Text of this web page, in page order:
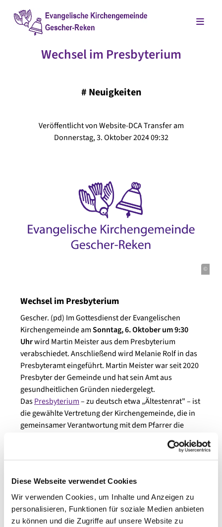
Diese Webseite verwendet Cookies
Wir verwenden Cookies, um Inhalte und Anzeigen zu
personalisieren, Funktionen für soziale Medien anbieten
zu können und die Zugriffe auf unsere Website zu
Wechsel im Presbyterium
# Neuigkeiten
Veröffentlicht von Website-DCA Transfer am
Donnerstag, 3. Oktober 2024 09:32
©
Wechsel im Presbyterium
Gescher. (pd) Im Gottesdienst der Evangelischen
Kirchengemeinde amSonntag, 6. Oktober um 9:30
Uhrwird Martin Meister aus dem Presbyterium
verabschiedet. Anschließend wird Melanie Rolf in das
Presbyteramt eingeführt. Martin Meister war seit 2020
Presbyter der Gemeinde und hat sein Amt aus
gesundheitlichen Gründen niedergelegt.
DasPresbyterium– zu deutsch etwa „Ältestenrat" – ist
die gewählte Vertretung der Kirchengemeinde, die in
gemeinsamer Verantwortung mit dem Pfarrer die
Geschicke der Gemeinde lenkt. Die Wahlen zum
Presbyterium finden alle vier Jahre statt. Scheidet
während einer Amtsperiode ein Presbyter aus, so
nachberufen. Im Anschluss an den Gottesdienst gibt
es beim Kirchencafé die Möglichkeit, sowohl mit dem
scheidenden Presbyter als auch mit der neuen
Presbyterin ins Gespräch zu kommen.